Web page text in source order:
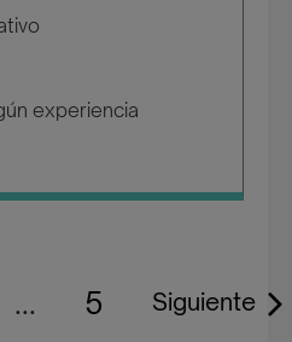
experiencia
... 5 Siguiente